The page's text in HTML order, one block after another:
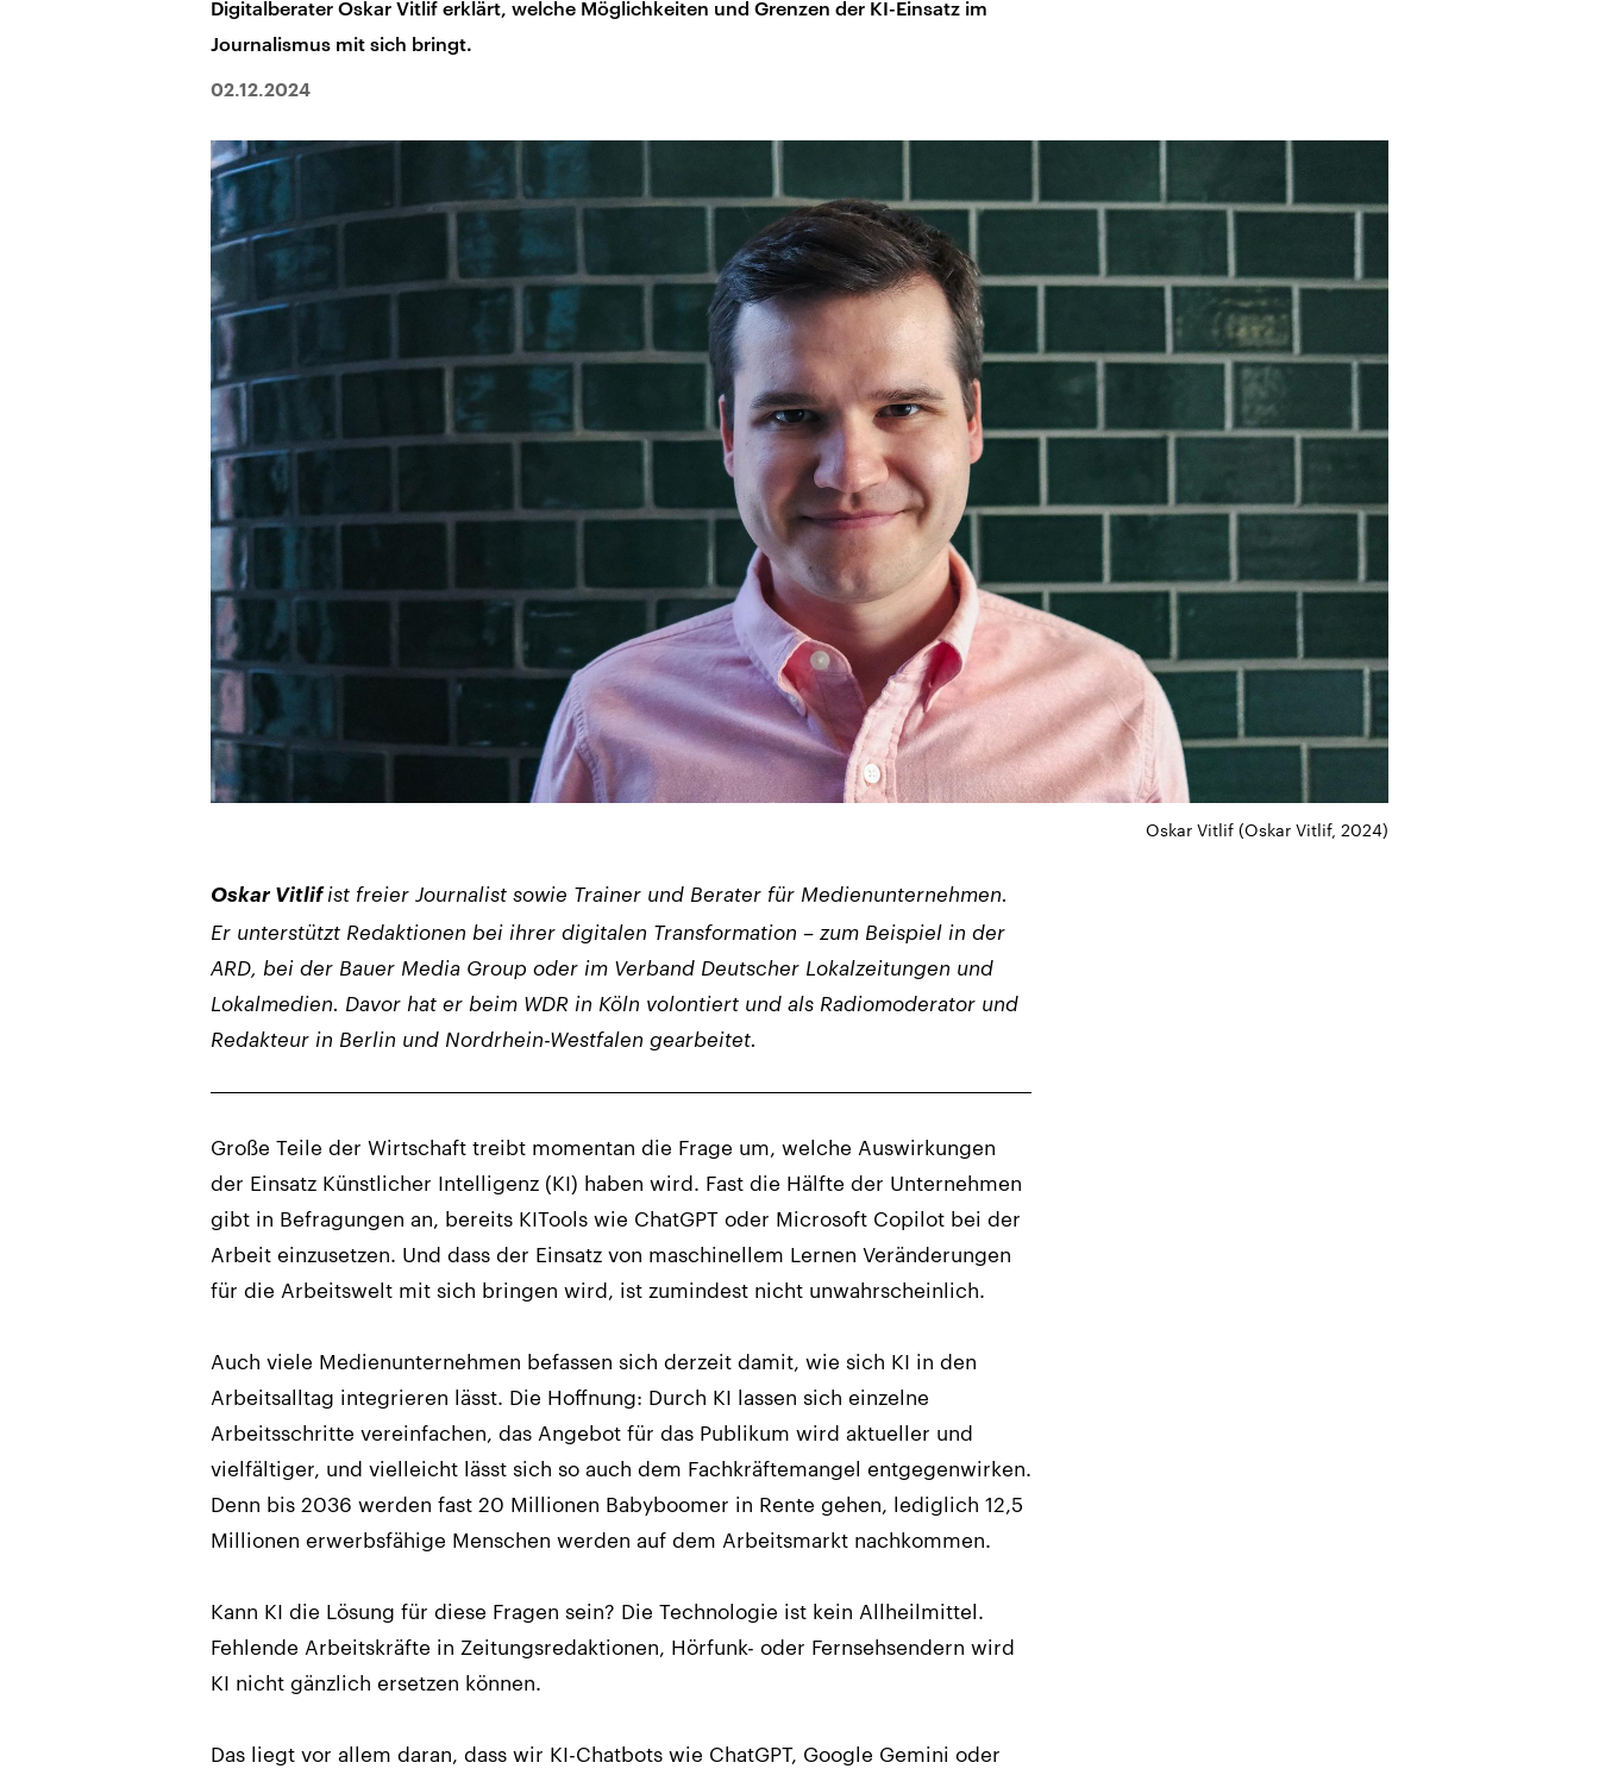
Digitalberater Oskar Vitlif erklärt, welche Möglichkeiten und Grenzen der KI-Einsatz im
Journalismus mit sich bringt.
02.12.2024
Oskar Vitlif (Oskar Vitlif, 2024)
Oskar Vitlifist freier Journalist sowie Trainer und Berater für Medienunternehmen.
Er unterstützt Redaktionen bei ihrer digitalen Transformation – zum Beispiel in der
ARD, bei der Bauer Media Group oder im Verband Deutscher Lokalzeitungen und
Lokalmedien. Davor hat er beim WDR in Köln volontiert und als Radiomoderator und
Redakteur in Berlin und Nordrhein-Westfalen gearbeitet.
Große Teile der Wirtschaft treibt momentan die Frage um, welche Auswirkungen
der Einsatz Künstlicher Intelligenz (KI) haben wird. Fast die Hälfte der Unternehmen
gibt in Befragungen an, bereits KITools wie ChatGPT oder Microsoft Copilot bei der
Arbeit einzusetzen. Und dass der Einsatz von maschinellem Lernen Veränderungen
für die Arbeitswelt mit sich bringen wird, ist zumindest nicht unwahrscheinlich.
Auch viele Medienunternehmen befassen sich derzeit damit, wie sich KI in den
Arbeitsalltag integrieren lässt. Die Hoffnung: Durch KI lassen sich einzelne
Arbeitsschritte vereinfachen, das Angebot für das Publikum wird aktueller und
vielfältiger, und vielleicht lässt sich so auch dem Fachkräftemangel entgegenwirken.
Denn bis 2036 werden fast 20 Millionen Babyboomer in Rente gehen, lediglich 12,5
Millionen erwerbsfähige Menschen werden auf dem Arbeitsmarkt nachkommen.
Kann KI die Lösung für diese Fragen sein? Die Technologie ist kein Allheilmittel.
Fehlende Arbeitskräfte in Zeitungsredaktionen, Hörfunk- oder Fernsehsendern wird
KI nicht gänzlich ersetzen können.
Das liegt vor allem daran, dass wir KI-Chatbots wie ChatGPT, Google Gemini oder